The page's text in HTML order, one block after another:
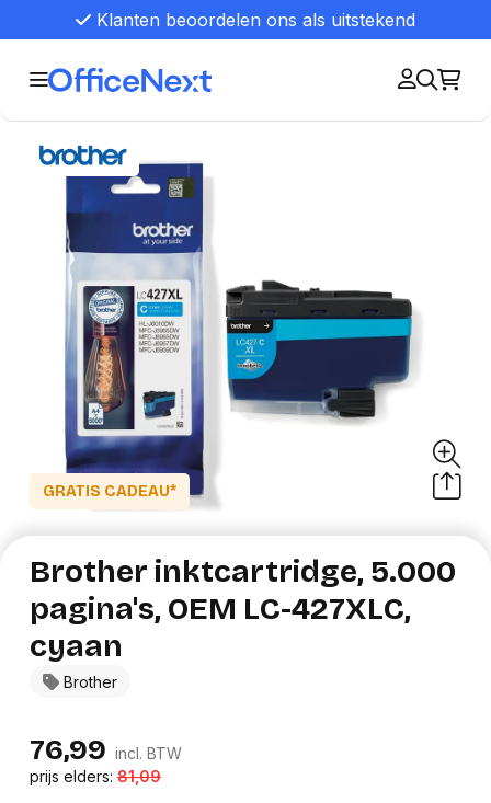
Klanten beoordelen ons als uitstekend
GRATIS CADEAU*
Brother
Brother inktcartridge, 5.000
pagina's, OEM LC-427XLC,
cyaan
76,99 incl. BTW
prijs elders:81,09